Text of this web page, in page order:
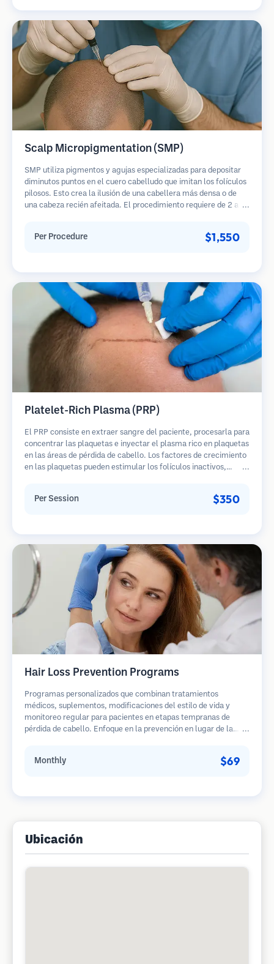
Scalp Micropigmentation (SMP)
SMP utiliza pigmentos y agujas especializadas para depositar
diminutos puntos en el cuero cabelludo que imitan los folículos
pilosos. Esto crea la ilusión de una cabellera más densa o de
una cabeza recién afeitada. El procedimiento requiere de 2 a 4
Per Procedure $1,550
Platelet-Rich Plasma (PRP)
El PRP consiste en extraer sangre del paciente, procesarla para
concentrar las plaquetas e inyectar el plasma rico en plaquetas
en las áreas de pérdida de cabello. Los factores de crecimiento
en las plaquetas pueden estimular los folículos inactivos,
sesiones.
Per Session $350
Hair Loss Prevention Programs
Programas personalizados que combinan tratamientos
médicos, suplementos, modificaciones del estilo de vida y
monitoreo regular para pacientes en etapas tempranas de
pérdida de cabello. Enfoque en la prevención en lugar de la
Monthly $69
Ubicación